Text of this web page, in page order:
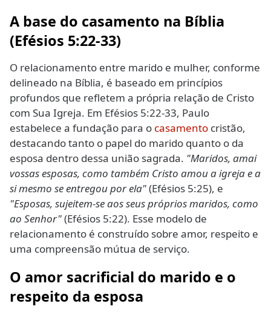
A base do casamento na Bíblia
(Efésios 5:22-33)
O relacionamento entre marido e mulher, conforme
delineado na Bíblia, é baseado em princípios
profundos que refletem a própria relação de Cristo
com Sua Igreja. Em Efésios 5:22-33, Paulo
estabelece a fundação para o casamento cristão,
destacando tanto o papel do marido quanto o da
esposa dentro dessa união sagrada. "Maridos, amai
vossas esposas, como também Cristo amou a igreja e a
si mesmo se entregou por ela"(Efésios 5:25), e
"Esposas, sujeitem-se aos seus próprios maridos, como
ao Senhor"(Efésios 5:22). Esse modelo de
relacionamento é construído sobre amor, respeito e
uma compreensão mútua de serviço.
O amor sacrificial do marido e o
respeito da esposa